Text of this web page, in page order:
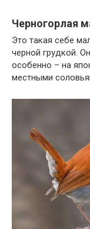
Черногорлая
Это такая себе
черной грудкой.
особенно – на
местными